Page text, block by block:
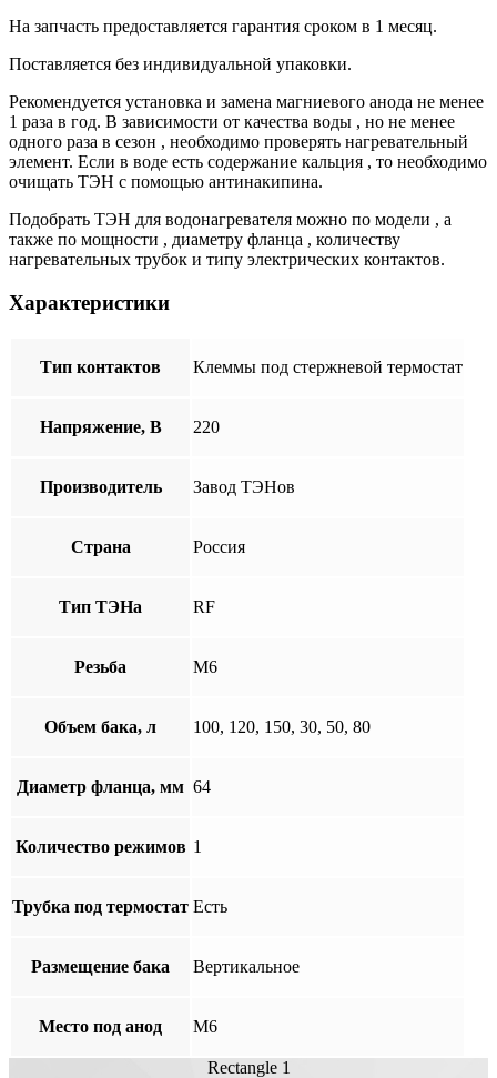
На запчасть предоставляется гарантия сроком в 1 месяц.
Поставляется без индивидуальной упаковки.
Рекомендуется установка и замена магниевого анода не менее
1 раза в год. В зависимости от качества воды , но не менее
одного раза в сезон , необходимо проверять нагревательный
элемент. Если в воде есть содержание кальция , то необходимо
очищать ТЭН с помощью антинакипина.
Подобрать ТЭН для водонагревателя можно по модели , а
также по мощности , диаметру фланца , количеству
нагревательных трубок и типу электрических контактов.
Характеристики
Тип контактов Клеммы под стержневой термостат
Напряжение, В 220
Производитель Завод ТЭНов
Страна Россия
Тип ТЭНа RF
Резьба М6
Объем бака, л 100, 120, 150, 30, 50, 80
Диаметр фланца, мм 64
Количество режимов 1
Трубка под термостат Есть
Размещение бака Вертикальное
Место под анод М6
Rectangle 1